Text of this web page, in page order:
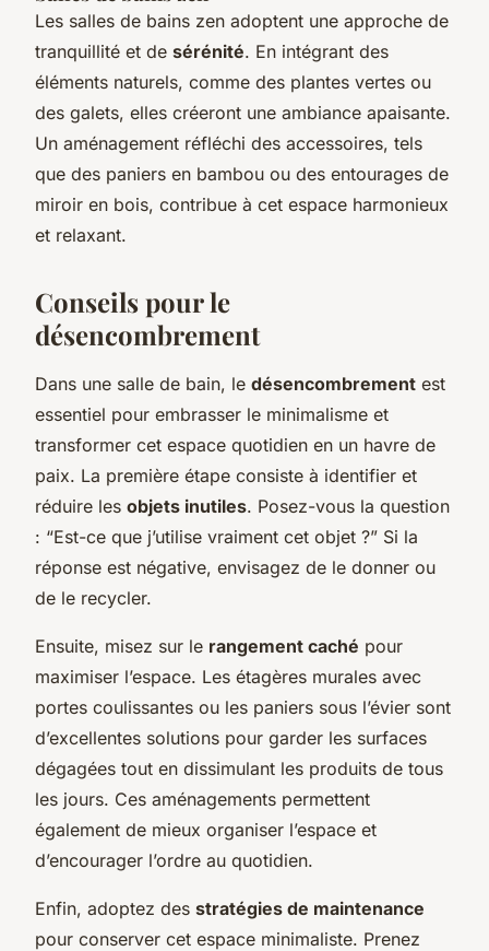
Les salles de bains zen adoptent une approche de
tranquillité et de sérénité. En intégrant des
éléments naturels, comme des plantes vertes ou
des galets, elles créeront une ambiance apaisante.
Un aménagement réfléchi des accessoires, tels
que des paniers en bambou ou des entourages de
miroir en bois, contribue à cet espace harmonieux
et relaxant.
Conseils pour le
désencombrement
Dans une salle de bain, le désencombrement est
essentiel pour embrasser le minimalisme et
transformer cet espace quotidien en un havre de
paix. La première étape consiste à identifier et
réduire les objets inutiles. Posez-vous la question
: “Est-ce que j’utilise vraiment cet objet ?” Si la
réponse est négative, envisagez de le donner ou
de le recycler.
Ensuite, misez sur le rangement caché pour
maximiser l’espace. Les étagères murales avec
portes coulissantes ou les paniers sous l’évier sont
d’excellentes solutions pour garder les surfaces
dégagées tout en dissimulant les produits de tous
les jours. Ces aménagements permettent
également de mieux organiser l’espace et
d’encourager l’ordre au quotidien.
Enfin, adoptez des stratégies de maintenance
pour conserver cet espace minimaliste. Prenez